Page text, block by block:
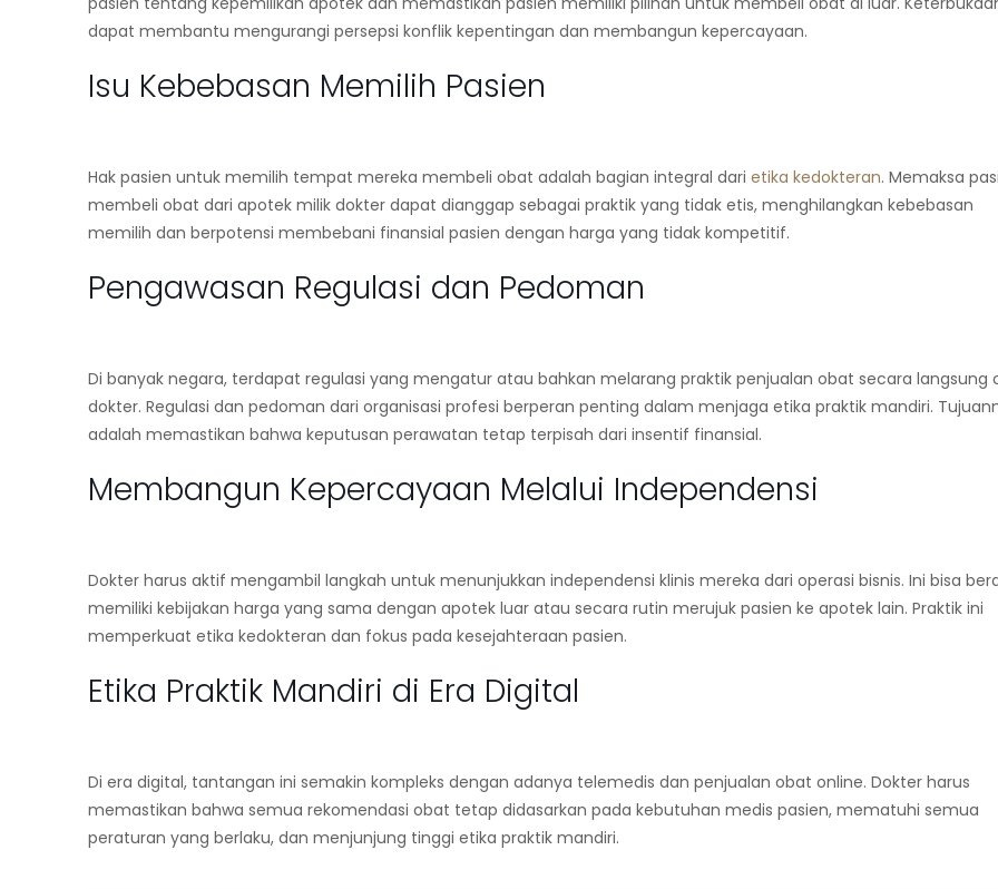
dapat membantu mengurangi persepsi konflik kepentingan dan membangun kepercayaan.
Isu Kebebasan Memilih Pasien
Hak pasien untuk memilih tempat mereka membeli obat adalah bagian integral dari etika kedokteran. Memaksa
membeli obat dari apotek milik dokter dapat dianggap sebagai praktik yang tidak etis, menghilangkan kebebasan
memilih dan berpotensi membebani finansial pasien dengan harga yang tidak kompetitif.
Pengawasan Regulasi dan Pedoman
Di banyak negara, terdapat regulasi yang mengatur atau bahkan melarang praktik penjualan obat secara langsung
dokter. Regulasi dan pedoman dari organisasi profesi berperan penting dalam menjaga etika praktik mandiri.
adalah memastikan bahwa keputusan perawatan tetap terpisah dari insentif finansial.
Membangun Kepercayaan Melalui Independensi
Dokter harus aktif mengambil langkah untuk menunjukkan independensi klinis mereka dari operasi bisnis. Ini bisa
memiliki kebijakan harga yang sama dengan apotek luar atau secara rutin merujuk pasien ke apotek lain. Praktik ini
memperkuat etika kedokteran dan fokus pada kesejahteraan pasien.
Etika Praktik Mandiri di Era Digital
Di era digital, tantangan ini semakin kompleks dengan adanya telemedis dan penjualan obat online. Dokter harus
memastikan bahwa semua rekomendasi obat tetap didasarkan pada kebutuhan medis pasien, mematuhi semua
peraturan yang berlaku, dan menjunjung tinggi etika praktik mandiri.